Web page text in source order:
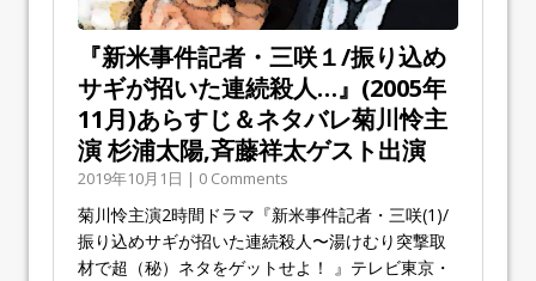
『新米事件記者・三咲１/振り込め
サギが招いた連続殺人…』(2005年
11月)あらすじ＆ネタバレ菊川怜主
演 杉浦太陽,斉藤祥太ゲスト出演
2019年10月1日 | 0 Comments
菊川怜主演2時間ドラマ『新米事件記者・三咲(1)/
振り込めサギが招いた連続殺人〜湯けむり突撃取
材で超（秘）ネタをゲットせよ！ 』テレビ東京・